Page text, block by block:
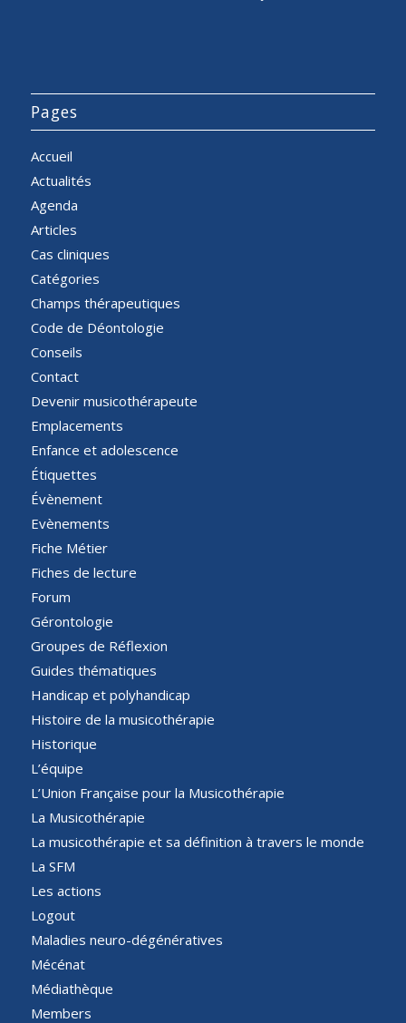
Pages
Accueil
Actualités
Agenda
Articles
Cas cliniques
Catégories
Champs thérapeutiques
Code de Déontologie
Conseils
Contact
Devenir musicothérapeute
Emplacements
Enfance et adolescence
Étiquettes
Évènement
Evènements
Fiche Métier
Fiches de lecture
Forum
Gérontologie
Groupes de Réflexion
Guides thématiques
Handicap et polyhandicap
Histoire de la musicothérapie
Historique
L’équipe
L’Union Française pour la Musicothérapie
La Musicothérapie
La musicothérapie et sa définition à travers le monde
La SFM
Les actions
Logout
Maladies neuro-dégénératives
Mécénat
Médiathèque
Members